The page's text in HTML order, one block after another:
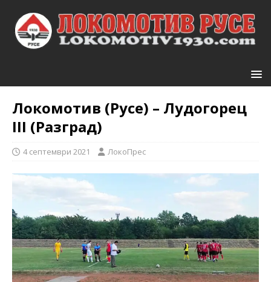
Локомотив (Русе) – Лудогорец
III (Разград)
4 септември 2021 ЛокоПрес